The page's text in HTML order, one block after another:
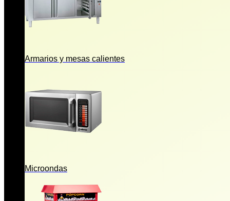
Armarios y mesas calientes
Microondas